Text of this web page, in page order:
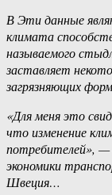
В Эти данные
климата
называемого
заставляет
загрязняющих
«Для меня это
что изменение
потребителей», —
экономики
Швеция…